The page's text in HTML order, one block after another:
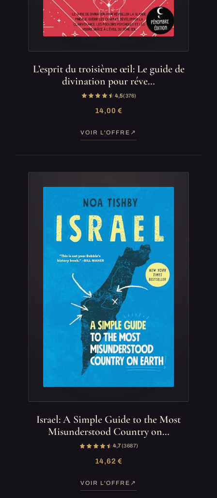
L’esprit du troisième œil: Le guide de
divination pour réve…
4,5(376)
14,00 €
VOIR L'OFFRE
Israel: A Simple Guide to the Most
Misunderstood Country on…
4,7(3 687)
14,62 €
VOIR L'OFFRE